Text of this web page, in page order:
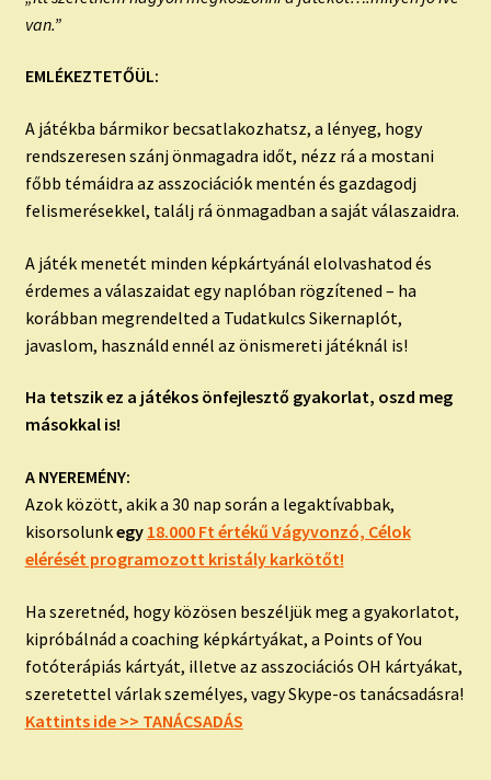
van.”
EMLÉKEZTETŐÜL:
A játékba bármikor becsatlakozhatsz, a lényeg, hogy
rendszeresen szánj önmagadra időt, nézz rá a mostani
főbb témáidra az asszociációk mentén és gazdagodj
felismerésekkel, találj rá önmagadban a saját válaszaidra.
A játék menetét minden képkártyánál elolvashatod és
érdemes a válaszaidat egy naplóban rögzítened – ha
korábban megrendelted a Tudatkulcs Sikernaplót,
javaslom, használd ennél az önismereti játéknál is!
Ha tetszik ez a játékos önfejlesztő gyakorlat, oszd meg
másokkal is!
A NYEREMÉNY:
Azok között, akik a 30 nap során a legaktívabbak,
kisorsolunkegy 18.000 Ft értékű Vágyvonzó, Célok
elérését programozott kristály karkötőt!
Ha szeretnéd, hogy közösen beszéljük meg a gyakorlatot,
kipróbálnád a coaching képkártyákat, a Points of You
fotóterápiás kártyát, illetve az asszociációs OH kártyákat,
szeretettel várlak személyes, vagy Skype-os tanácsadásra!
Kattints ide >> TANÁCSADÁS